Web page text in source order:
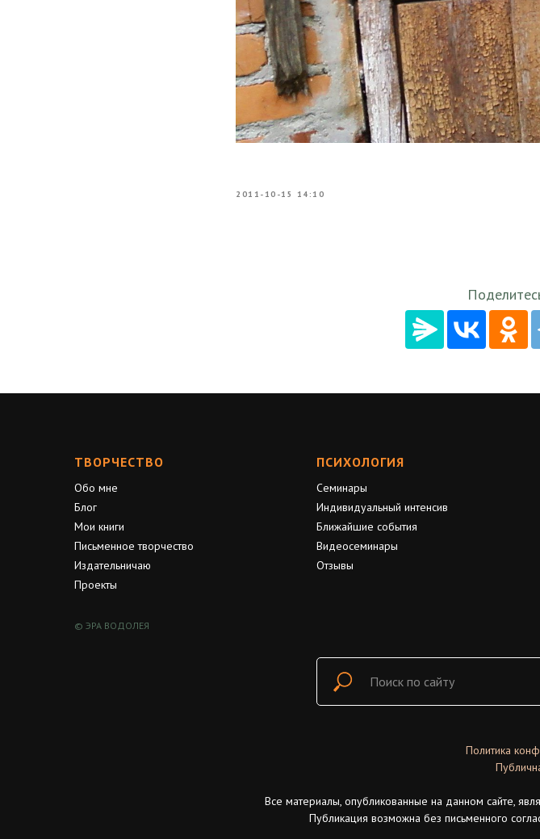
2011-10-15 14:10
ТВОРЧЕСТВО
Обо мне
Блог
Мои книги
Письменное творчество
Издательничаю
Проекты
ПСИХОЛОГИЯ
Семинары
Индивидуальный интенсив
Ближайшие события
Видеосеминары
Отзывы
© ЭРА ВОДОЛЕЯ
Политика
Все материалы, опубликованные на данном сайте,
Публикация возможна без письменного